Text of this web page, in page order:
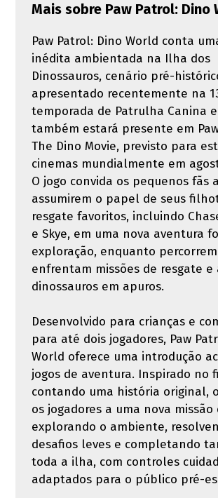
Mais sobre Paw Patrol: Dino
Paw Patrol: Dino World conta
inédita ambientada na Ilha dos
Dinossauros, cenário pré-
apresentado recentemente na
temporada de Patrulha Canina
também estará presente em
The Dino Movie, previsto para
cinemas mundialmente em
O jogo convida os pequenos fãs a
assumirem o papel de seus
resgate favoritos, incluindo
e Skye, em uma nova aventura
exploração, enquanto
enfrentam missões de resgate e
dinossauros em apuros.
Desenvolvido para crianças e
para até dois jogadores, Paw
World oferece uma introdução
jogos de aventura. Inspirado no
contando uma história original,
os jogadores a uma nova missão
explorando o ambiente,
desafios leves e completando
toda a ilha, com controles
adaptados para o público pré-